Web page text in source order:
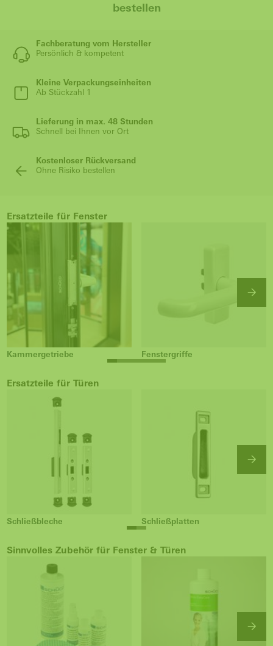
bestellen
Fachberatung vom Hersteller
Persönlich & kompetent
Kleine Verpackungseinheiten
Ab Stückzahl 1
Lieferung in max. 48 Stunden
Schnell bei Ihnen vor Ort
Kostenloser Rückversand
Ohne Risiko bestellen
Ersatzteile für Fenster
Kammergetriebe Fenstergriffe
Ersatzteile für Türen
Schließbleche Schließplatten
Sinnvolles Zubehör für Fenster & Türen